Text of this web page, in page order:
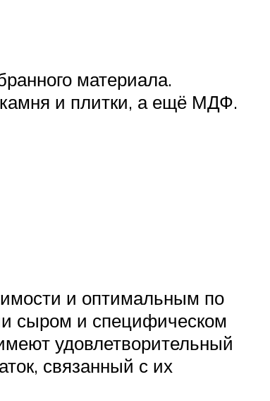
материала.
и плитки, а ещё МДФ.
и оптимальным по
сыром и специфическом
удовлетворительный
связанный с их